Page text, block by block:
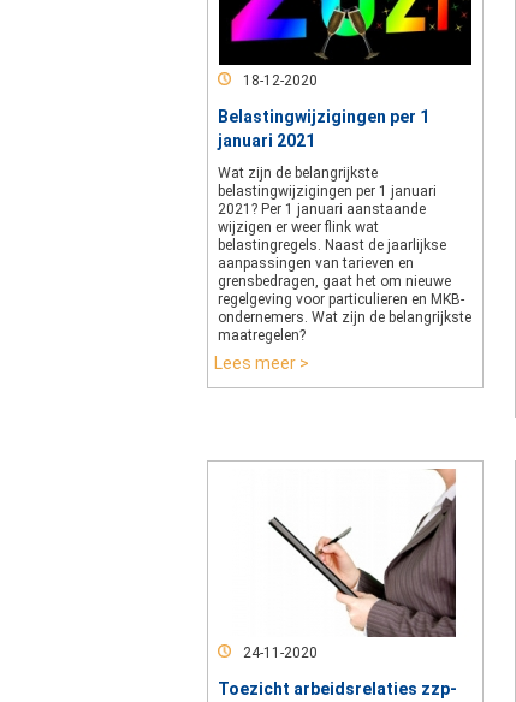
18-12-2020
Belastingwijzigingen per 1
januari 2021
Wat zijn de belangrijkste
belastingwijzigingen per 1 januari
2021? Per 1 januari aanstaande
wijzigen er weer flink wat
belastingregels. Naast de jaarlijkse
aanpassingen van tarieven en
grensbedragen, gaat het om nieuwe
regelgeving voor particulieren en MKB-
ondernemers. Wat zijn de belangrijkste
maatregelen?
Lees meer >
24-11-2020
Toezicht arbeidsrelaties zzp-